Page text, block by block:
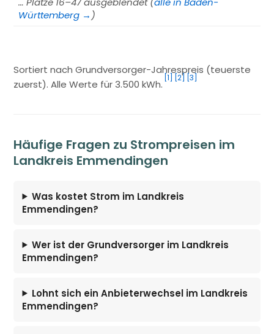
Württemberg → )
Sortiert nach Grundversorger-Jahrespreis (teuerste
zuerst). Alle Werte für 3.500 kWh.
[1] [2] [3]
Häufige Fragen zu Strompreisen im
Landkreis Emmendingen
Was kostet Strom im Landkreis
Emmendingen?
Wer ist der Grundversorger im Landkreis
Emmendingen?
Lohnt sich ein Anbieterwechsel im Landkreis
Emmendingen?